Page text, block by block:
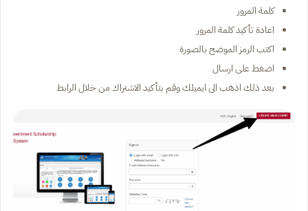
كلمة المرور
اعادة تأكيد كلمة المرور
اكتب الرمز الموضح بالصورة
اضغط على ارسال
بعد ذلك اذهب الى ايميلك وقم بتأكيد الاشتراك من خلال الرابط